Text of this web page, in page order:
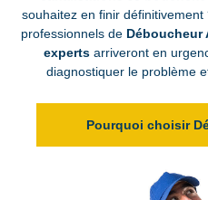
souhaitez en finir
professionnels de Déboucheur
expertsarriveront en
diagnostiquer le problème
Pourquoi choisir